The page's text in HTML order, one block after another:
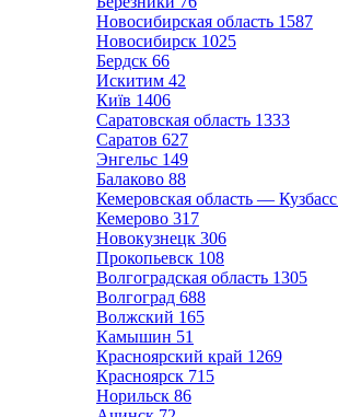
Новосибирская область 1587
Новосибирск 1025
Бердск 66
Искитим 42
Київ 1406
Саратовская область 1333
Саратов 627
Энгельс 149
Балаково 88
Кемеровская область — Кузбасс
Кемерово 317
Новокузнецк 306
Прокопьевск 108
Волгоградская область 1305
Волгоград 688
Волжский 165
Камышин 51
Красноярский край 1269
Красноярск 715
Норильск 86